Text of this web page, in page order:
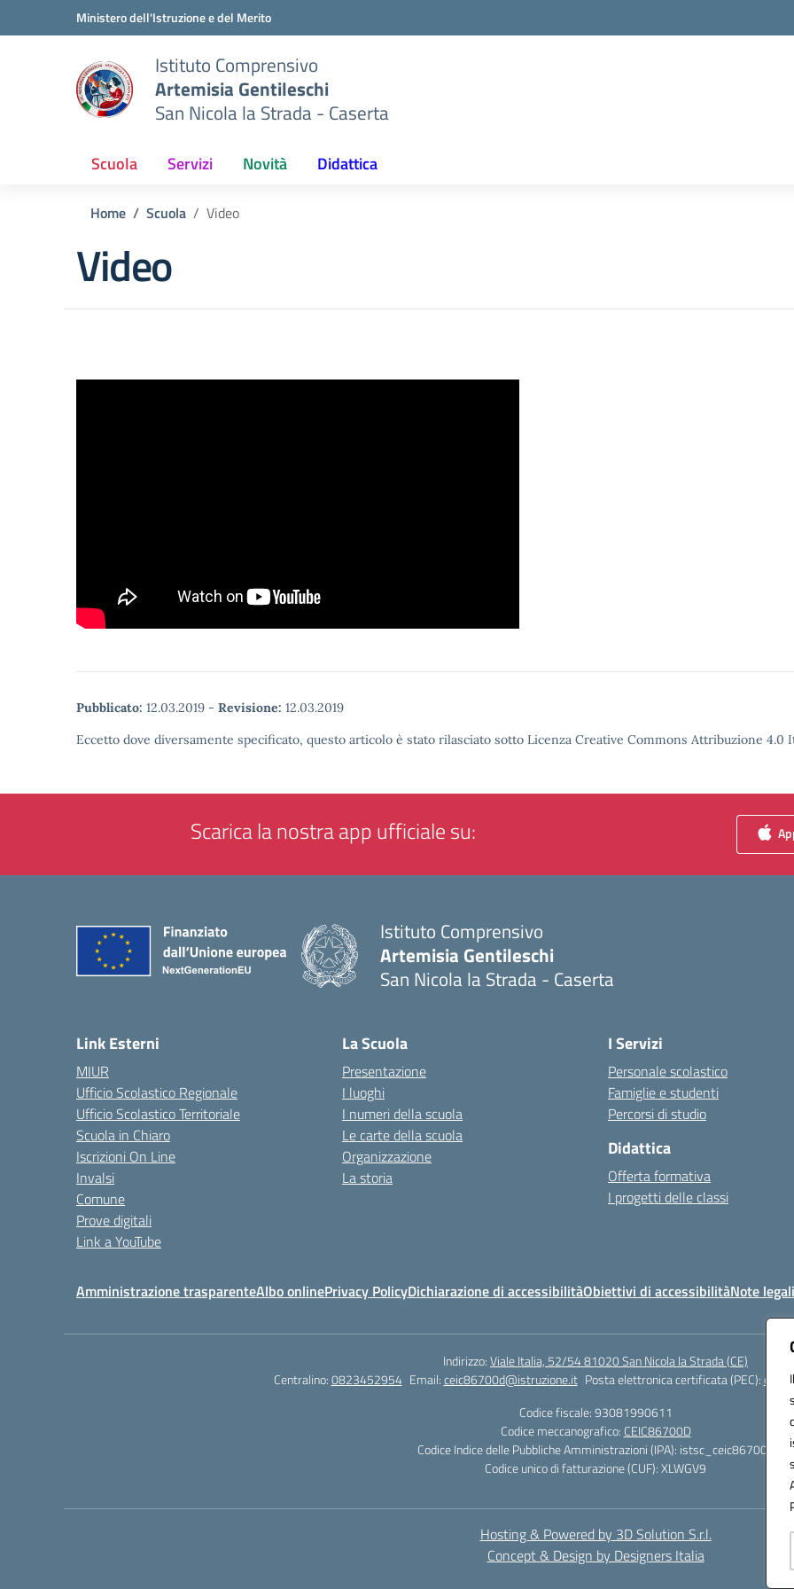
Vai ai contenuti
Vai al menu di navigazioneMinistero dell'Istruzione e del Merito
Istituto Comprensivo
Artemisia Gentileschi
San Nicola la Strada - Caserta
Scuola Servizi Novità Didattica
Home Scuola Video
Video
Pubblicato: 12.03.2019 - Revisione: 12.03.2019
Eccetto dove diversamente specificato, questo articolo è stato rilasciato sotto Licenza Creative Commons Attribuzione 4.0
Scarica la nostra app ufficiale su:
Istituto Comprensivo
Artemisia Gentileschi
San Nicola la Strada - Caserta
Link Esterni
MIUR
Ufficio Scolastico Regionale
Ufficio Scolastico Territoriale
Scuola in Chiaro
Iscrizioni On Line
Invalsi
Comune
Prove digitali
Link a YouTube
La Scuola
Presentazione
I luoghi
I numeri della scuola
Le carte della scuola
Organizzazione
La storia
I Servizi
Personale scolastico
Famiglie e studenti
Percorsi di studio
Didattica
Offerta formativa
I progetti delle classi
Amministrazione trasparenteAlbo onlinePrivacy PolicyDichiarazione di accessibilitàObiettivi di accessibilitàNote legali
Indirizzo:Viale Italia, 52/54 81020 San Nicola la Strada (CE)
Centralino:0823452954 Email:ceic86700d@istruzione.it Posta elettronica certificata (PEC):
Codice fiscale: 93081990611
Codice meccanografico: CEIC86700D
Codice Indice delle Pubbliche Amministrazioni (IPA): istsc_ceic86700d
Codice unico di fatturazione (CUF): XLWGV9
Hosting & Powered by 3D Solution S.r.l.
Concept & Design by Designers Italia